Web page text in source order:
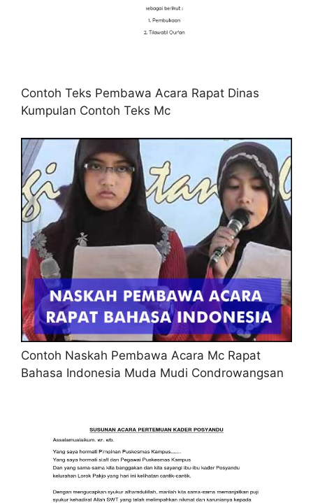
Contoh Teks Pembawa Acara Rapat Dinas
Kumpulan Contoh Teks Mc
Contoh Naskah Pembawa Acara Mc Rapat
Bahasa Indonesia Muda Mudi Condrowangsan